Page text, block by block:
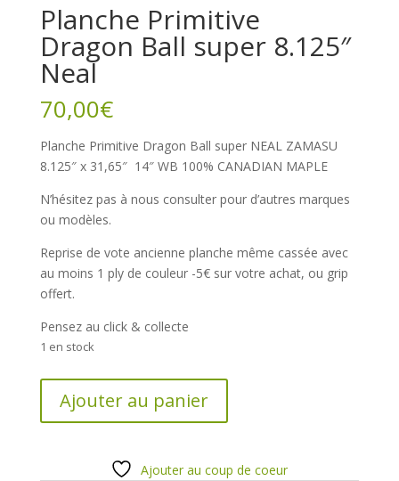
Planche Primitive
Dragon Ball super 8.125″
Neal
70,00€
Planche Primitive Dragon Ball super NEAL ZAMASU
8.125″ x 31,65″ 14″ WB 100% CANADIAN MAPLE
N’hésitez pas à nous consulter pour d’autres marques
ou modèles.
Reprise de vote ancienne planche même cassée avec
au moins 1 ply de couleur -5€ sur votre achat, ou grip
offert.
Pensez au click & collecte
1 en stock
Ajouter au panier
Ajouter au coup de coeur